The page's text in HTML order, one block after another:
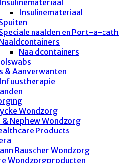
Insulinemateriaal
Insulinemateriaal
Spuiten
Speciale naalden en Port-a-cath
Naaldcontainers
Naaldcontainers
& Aanverwanten
Infuustherapie
Wondzorg
& Nephew Wondzorg
Products
Rauscher Wondzorg
Wondzorgproducten